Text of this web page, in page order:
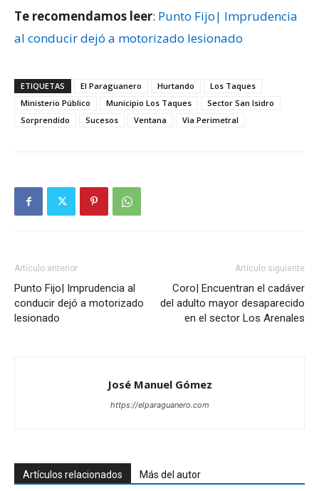
Te recomendamos leer: Punto Fijo| Imprudencia
al conducir dejó a motorizado lesionado
ETIQUETAS El Paraguanero Hurtando
Los Taques
Ministerio Público
Municipio Los Taques
Sector San Isidro
Sorprendido
Sucesos Ventana Vía Perimetral
Artículo anterior
Punto Fijo| Imprudencia al
conducir dejó a motorizado
lesionado
Artículo siguiente
Coro| Encuentran el cadáver
del adulto mayor desaparecido
en el sector Los Arenales
José Manuel Gómez
https://elparaguanero.com
Artículos relacionados Más del autor